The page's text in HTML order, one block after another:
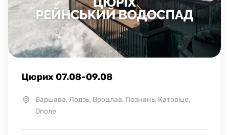
Цюрих 07.08-09.08
Варшава, Лодзь, Вроцлав, Познань, Катовіце,
Ополе